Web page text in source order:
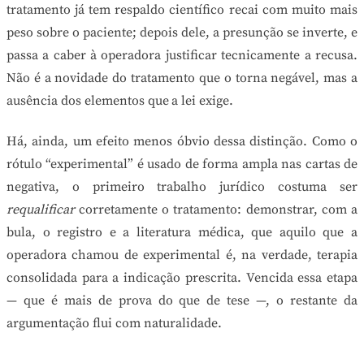
tratamento já tem respaldo científico recai com muito mais
peso sobre o paciente; depois dele, a presunção se inverte, e
passa a caber à operadora justificar tecnicamente a recusa.
Não é a novidade do tratamento que o torna negável, mas a
ausência dos elementos que a lei exige.
Há, ainda, um efeito menos óbvio dessa distinção. Como o
rótulo “experimental” é usado de forma ampla nas cartas de
negativa, o primeiro trabalho jurídico costuma ser
requalificarcorretamente o tratamento: demonstrar, com a
bula, o registro e a literatura médica, que aquilo que a
operadora chamou de experimental é, na verdade, terapia
consolidada para a indicação prescrita. Vencida essa etapa
— que é mais de prova do que de tese —, o restante da
argumentação flui com naturalidade.